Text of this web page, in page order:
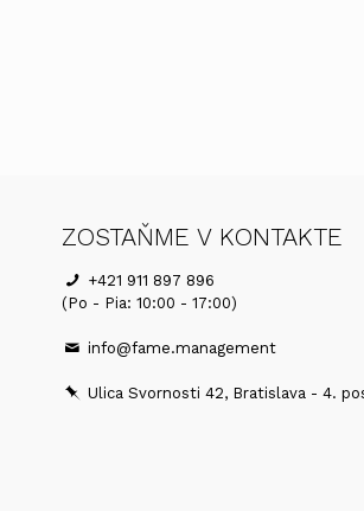
ZOSTAŇME V KONTAKTE
+421 911 897 896
(Po - Pia: 10:00 - 17:00)
info@fame.management
Ulica Svornosti 42, Bratislava - 4.